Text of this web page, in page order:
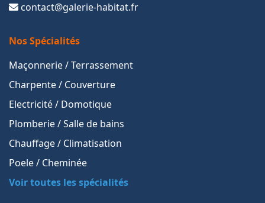
contact@galerie-habitat.fr
Nos Spécialités
Maçonnerie / Terrassement
Charpente / Couverture
Electricité / Domotique
Plomberie / Salle de bains
Chauffage / Climatisation
Poele / Cheminée
Voir toutes les spécialités